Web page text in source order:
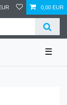
0,00 EUR
☰